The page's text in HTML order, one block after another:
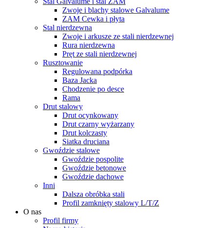
Zwoje i blachy stalowe Galvalume
ZAM Cewka i płyta
Stal nierdzewna
Zwoje i arkusze ze stali nierdzewnej
Rura nierdzewna
Pręt ze stali nierdzewnej
Rusztowanie
Regulowana podpórka
Baza Jacka
Chodzenie po desce
Rama
Drut stalowy
Drut ocynkowany
Drut czarny wyżarzany
Drut kolczasty
Siatka druciana
Gwoździe stalowe
Gwoździe pospolite
Gwoździe betonowe
Gwoździe dachowe
Inni
Dalsza obróbka stali
Profil zamknięty stalowy L/T/Z
O nas
Profil firmy